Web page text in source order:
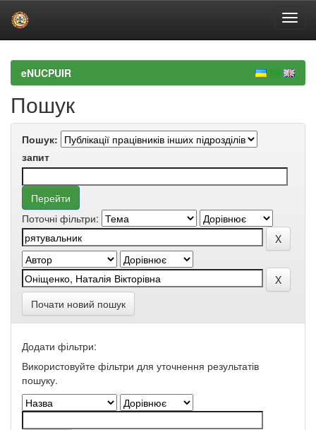
navigationeNUCPUIR
Пошук
Пошук:
запит
Поточні фільтри:
Почати новий пошук
Додати фільтри:
Використовуйте фільтри для уточнення результатів
пошуку.